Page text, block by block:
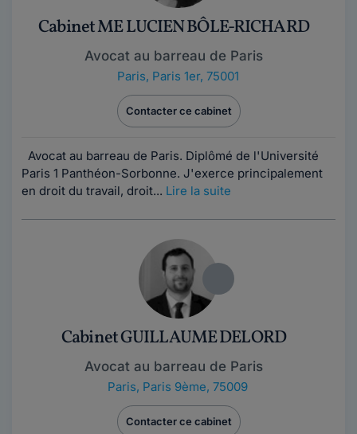
Cabinet ME LUCIEN BÔLE-RICHARD
Avocat au barreau de Paris
Paris, Paris 1er, 75001
Contacter ce cabinet
Avocat au barreau de Paris. Diplômé de l'Université
Paris 1 Panthéon-Sorbonne. J'exerce principalement
en droit du travail, droit... Lire la suite
Cabinet GUILLAUME DELORD
Avocat au barreau de Paris
Paris, Paris 9ème, 75009
Contacter ce cabinet